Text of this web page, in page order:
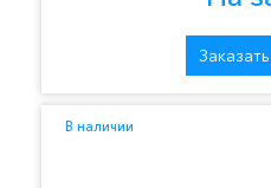
В наличии